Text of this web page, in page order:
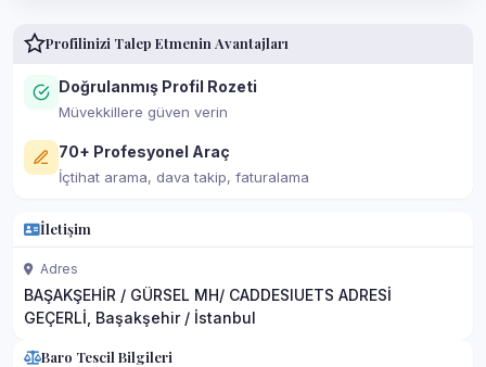
Profilinizi Talep Etmenin Avantajları
Doğrulanmış Profil Rozeti
Müvekkillere güven verin
70+ Profesyonel Araç
İçtihat arama, dava takip, faturalama
İletişim
Adres
BAŞAKŞEHİR / GÜRSEL MH/ CADDESIUETS ADRESİ
GEÇERLİ, Başakşehir / İstanbul
Baro Tescil Bilgileri